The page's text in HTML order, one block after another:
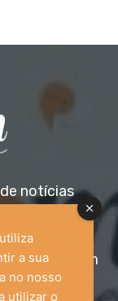
notícias
o público
Nossa
com um
a sua
no nosso
utilizar o